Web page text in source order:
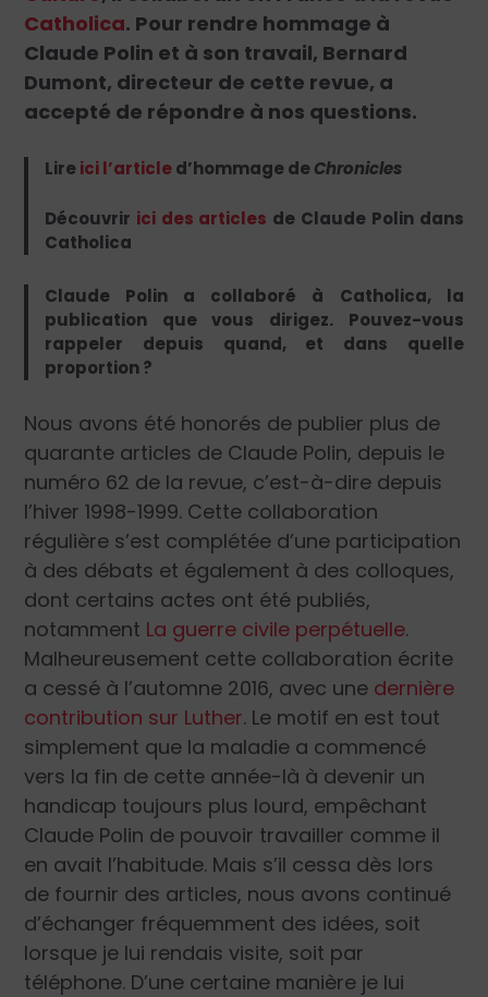
Catholica. Pour rendre hommage à
Claude Polin et à son travail, Bernard
Dumont, directeur de cette revue, a
accepté de répondre à nos questions.
Lireici l’articled’hommage deChronicles
Découvrir ici des articles de Claude Polin dans
Catholica
Claude Polin a collaboré à Catholica, la
publication que vous dirigez. Pouvez-vous
rappeler depuis quand, et dans quelle
proportion ?
Nous avons été honorés de publier plus de
quarante articles de Claude Polin, depuis le
numéro 62 de la revue, c’est-à-dire depuis
l’hiver 1998-1999. Cette collaboration
régulière s’est complétée d’une participation
à des débats et également à des colloques,
dont certains actes ont été publiés,
notamment La guerre civile perpétuelle.
Malheureusement cette collaboration écrite
a cessé à l’automne 2016, avec une dernière
contribution sur Luther. Le motif en est tout
simplement que la maladie a commencé
vers la fin de cette année-là à devenir un
handicap toujours plus lourd, empêchant
Claude Polin de pouvoir travailler comme il
en avait l’habitude. Mais s’il cessa dès lors
de fournir des articles, nous avons continué
d’échanger fréquemment des idées, soit
lorsque je lui rendais visite, soit par
téléphone. D’une certaine manière je lui